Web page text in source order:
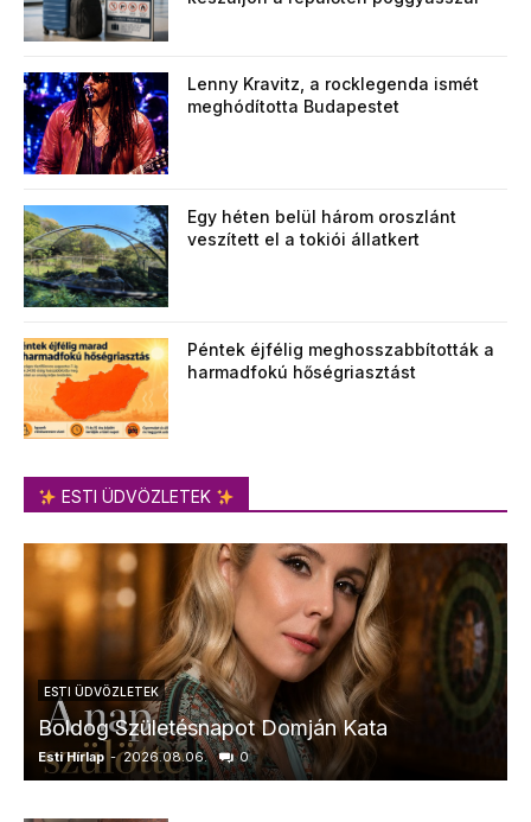
Lenny Kravitz, a rocklegenda ismét
meghódította Budapestet
Egy héten belül három oroszlánt
veszített el a tokiói állatkert
Péntek éjfélig meghosszabbították a
harmadfokú hőségriasztást
ESTI ÜDVÖZLETEK
ESTI ÜDVÖZLETEK
Boldog Születésnapot Domján Kata
Esti Hírlap - 2026.08.06. 0